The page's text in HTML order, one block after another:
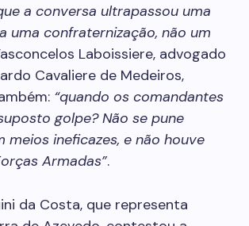
a conversa ultrapassou uma
uma confraternização, não um
Laboissiere, advogado
Cavaliere de Medeiros,
“quando os comandantes
golpe? Não se pune
meios ineficazes, e não houve
Armadas”.
da Costa, que representa